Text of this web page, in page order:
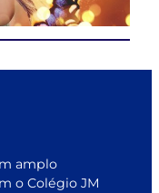
amplo
o Colégio JM